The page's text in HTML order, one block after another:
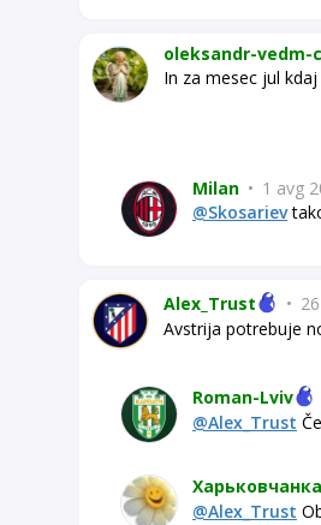
oleksandr-vedm-
In za mesec jul
Milan • 1 avg
@Skosariev
Alex_Trust •
Avstrija potrebuje
Roman-Lviv
@Alex_Trust
Харьковчанка
@Alex_Trust